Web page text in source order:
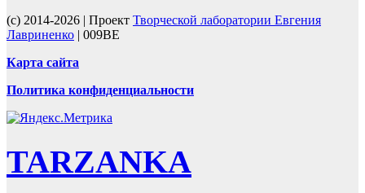
(c) 2014-2026 | Проект Творческой лаборатории Евгения
Лавриненко | 009BE
Карта сайта
Политика конфиденциальности
TARZANKA